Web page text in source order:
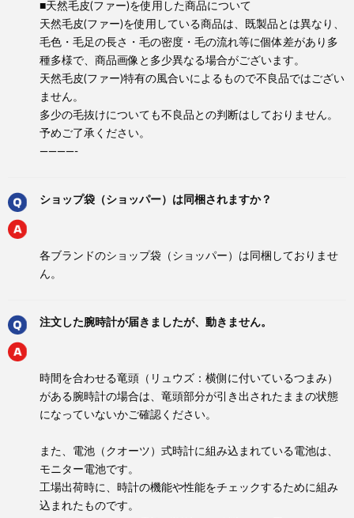
■天然毛皮(ファー)を使用した商品について
天然毛皮(ファー)を使用している商品は、既製品とは異なり、
毛色・毛足の長さ・毛の密度・毛の流れ等に個体差があり多
種多様で、商品画像と多少異なる場合がございます。
天然毛皮(ファー)特有の風合いによるもので不良品ではござい
ません。
多少の毛抜けについても不良品との判断はしておりません。
予めご了承ください。
————-
ショップ袋（ショッパー）は同梱されますか？
各ブランドのショップ袋（ショッパー）は同梱しておりませ
ん。
注文した腕時計が届きましたが、動きません。
時間を合わせる竜頭（リュウズ：横側に付いているつまみ）
がある腕時計の場合は、竜頭部分が引き出されたままの状態
になっていないかご確認ください。
また、電池（クオーツ）式時計に組み込まれている電池は、
モニター電池です。
工場出荷時に、時計の機能や性能をチェックするために組み
込まれたものです。